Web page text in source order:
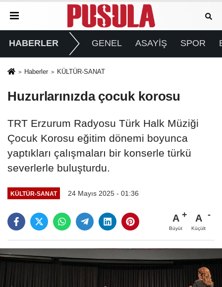
HABERLER GENEL ASAYİŞ SPOR
Haberler KÜLTÜR-SANAT
Huzurlarınızda çocuk korosu
TRT Erzurum Radyosu Türk Halk Müziği
Çocuk Korosu eğitim dönemi boyunca
yaptıkları çalışmaları bir konserle türkü
severlerle buluşturdu.
KÜLTÜR-SANAT 24 Mayıs 2025 - 01:36
A
Büyüt
A
Küçült